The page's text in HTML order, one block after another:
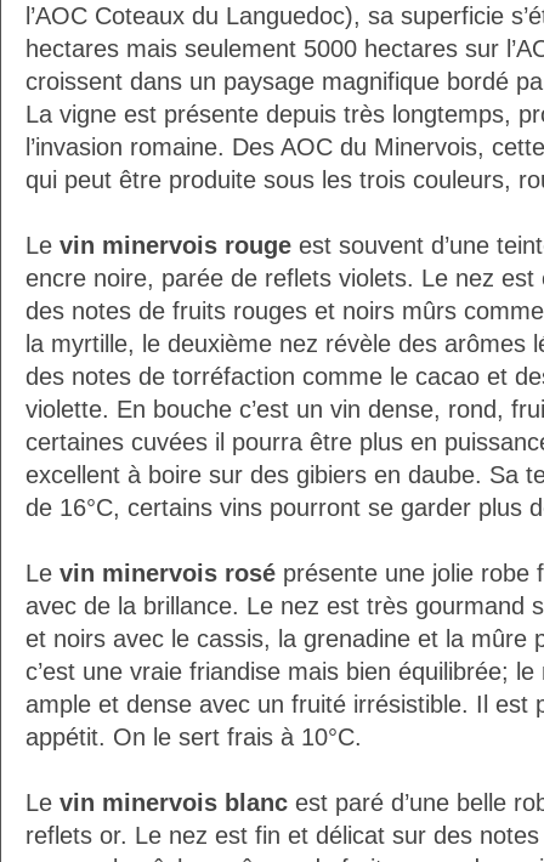
l’AOC Coteaux du Languedoc), sa superficie
hectares mais seulement 5000 hectares sur
croissent dans un paysage magnifique bordé
La vigne est présente depuis très longtemps,
l’invasion romaine. Des AOC du Minervois,
qui peut être produite sous les trois couleurs,
Le vin minervois rouge est souvent d’une
encre noire, parée de reflets violets. Le nez
des notes de fruits rouges et noirs mûrs
la myrtille, le deuxième nez révèle des arômes
des notes de torréfaction comme le cacao et
violette. En bouche c’est un vin dense, rond,
certaines cuvées il pourra être plus en
excellent à boire sur des gibiers en daube. Sa
de 16°C, certains vins pourront se garder plus
Le vin minervois rosé présente une jolie robe
avec de la brillance. Le nez est très gourmand
et noirs avec le cassis, la grenadine et la mûre
c’est une vraie friandise mais bien équilibrée;
ample et dense avec un fruité irrésistible. Il est
appétit. On le sert frais à 10°C.
Le vin minervois blanc est paré d’une belle
reflets or. Le nez est fin et délicat sur des